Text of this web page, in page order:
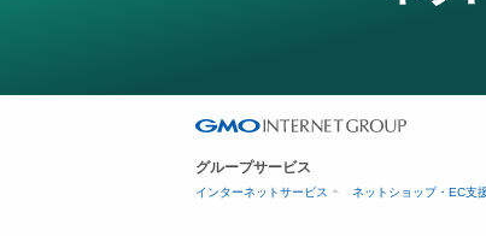
グループサービス
インターネットサービス ネットショップ・EC支